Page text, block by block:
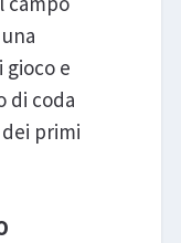
gioco e
di coda
primi